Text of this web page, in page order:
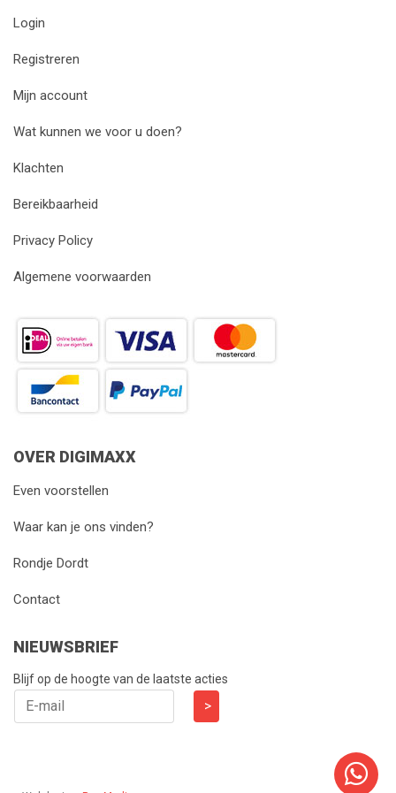
Login
Registreren
Mijn account
Wat kunnen we voor u doen?
Klachten
Bereikbaarheid
Privacy Policy
Algemene voorwaarden
OVER DIGIMAXX
Even voorstellen
Waar kan je ons vinden?
Rondje Dordt
Contact
NIEUWSBRIEF
Blijf op de hoogte van de laatste acties